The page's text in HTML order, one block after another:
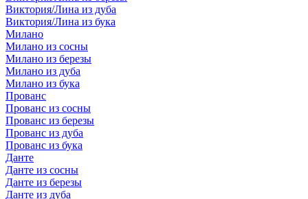
Виктория/Лина из дуба
Виктория/Лина из бука
Милано
Милано из сосны
Милано из березы
Милано из дуба
Милано из бука
Прованс
Прованс из сосны
Прованс из березы
Прованс из дуба
Прованс из бука
Данте
Данте из сосны
Данте из березы
Данте из дуба